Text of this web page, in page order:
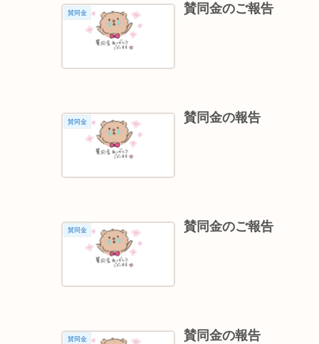
賛同金 賛同金のご報告
賛同金 賛同金の報告
賛同金 賛同金のご報告
賛同金 賛同金の報告